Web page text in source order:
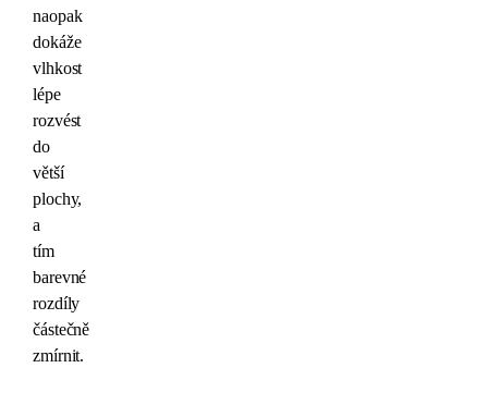
naopak
dokáže
vlhkost
lépe
rozvést
do
větší
plochy,
a
tím
barevné
rozdíly
částečně
zmírnit.